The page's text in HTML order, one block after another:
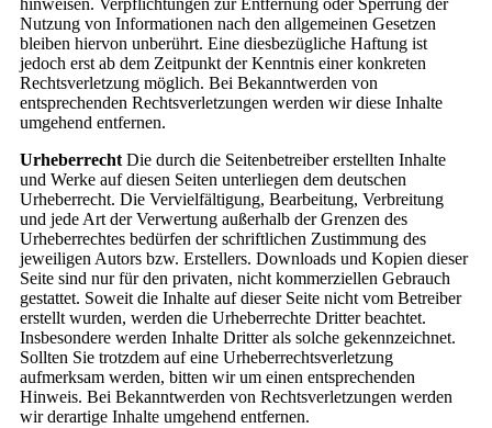
hinweisen. Verpflichtungen zur Entfernung oder Sperrung der
Nutzung von Informationen nach den allgemeinen Gesetzen
bleiben hiervon unberührt. Eine diesbezügliche Haftung ist
jedoch erst ab dem Zeitpunkt der Kenntnis einer konkreten
Rechtsverletzung möglich. Bei Bekanntwerden von
entsprechenden Rechtsverletzungen werden wir diese Inhalte
umgehend entfernen.
UrheberrechtDie durch die Seitenbetreiber erstellten Inhalte
und Werke auf diesen Seiten unterliegen dem deutschen
Urheberrecht. Die Vervielfältigung, Bearbeitung, Verbreitung
und jede Art der Verwertung außerhalb der Grenzen des
Urheberrechtes bedürfen der schriftlichen Zustimmung des
jeweiligen Autors bzw. Erstellers. Downloads und Kopien dieser
Seite sind nur für den privaten, nicht kommerziellen Gebrauch
gestattet. Soweit die Inhalte auf dieser Seite nicht vom Betreiber
erstellt wurden, werden die Urheberrechte Dritter beachtet.
Insbesondere werden Inhalte Dritter als solche gekennzeichnet.
Sollten Sie trotzdem auf eine Urheberrechtsverletzung
aufmerksam werden, bitten wir um einen entsprechenden
Hinweis. Bei Bekanntwerden von Rechtsverletzungen werden
wir derartige Inhalte umgehend entfernen.